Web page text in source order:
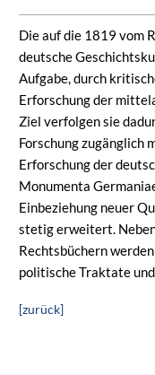
Die auf die 1819 vom
deutsche
Aufgabe, durch
Erforschung der
Ziel verfolgen sie
Forschung zugänglich
Erforschung der
Monumenta
Einbeziehung neuer
stetig erweitert.
Rechtsbüchern
politische Traktate
[zurück]